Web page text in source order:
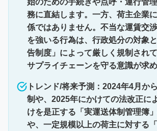
務に直結します。一方、荷主企業
係ではありません。不当な運賃交
を強いる行為は、行政処分の対象
告制度」によって厳しく規制され
サプライチェーンを守る意識が求め
トレンド/将来予測：2024年4月か
制や、2025年にかけての法改正に
けを是正する「実運送体制管理簿
や、一定規模以上の荷主に対する